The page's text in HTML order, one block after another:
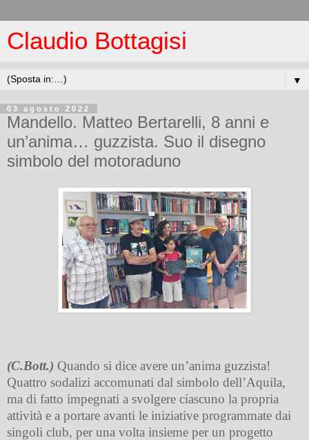
Claudio Bottagisi
▼
03 agosto 2022
Mandello. Matteo Bertarelli, 8 anni e
un’anima… guzzista. Suo il disegno
simbolo del motoraduno
(C.Bott.) Quando si dice avere un’anima guzzista!
Quattro sodalizi accomunati dal simbolo dell’Aquila,
ma di fatto impegnati a svolgere ciascuno la propria
attività e a portare avanti le iniziative programmate dai
singoli club, per una volta insieme per un progetto